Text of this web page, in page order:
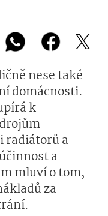
nese také
domácnosti.
k
radiátorů a
a
mluví o tom,
za